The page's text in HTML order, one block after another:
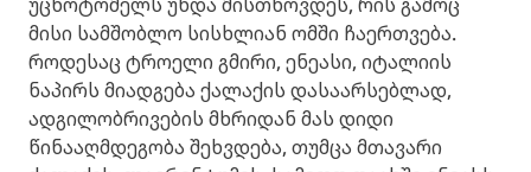
მისი სამშობლო სისხლიან ომში ჩაერთვება.
როდესაც ტროელი გმირი, ენეასი, იტალიის
ნაპირს მიადგება ქალაქის დასაარსებლად,
ადგილობრივების მხრიდან მას დიდი
წინააღმდეგობა შეხვდება, თუმცა მთავარი